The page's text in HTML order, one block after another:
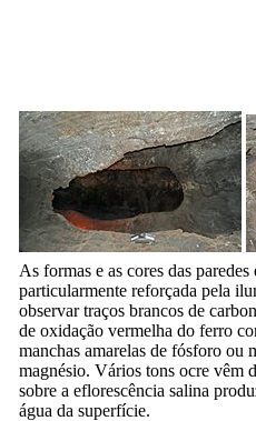
As formas e as cores das paredes
particularmente reforçada pela
observar traços brancos de
de oxidação vermelha do ferro
manchas amarelas de fósforo ou
magnésio. Vários tons ocre vêm
sobre a eflorescência salina
água da superfície.